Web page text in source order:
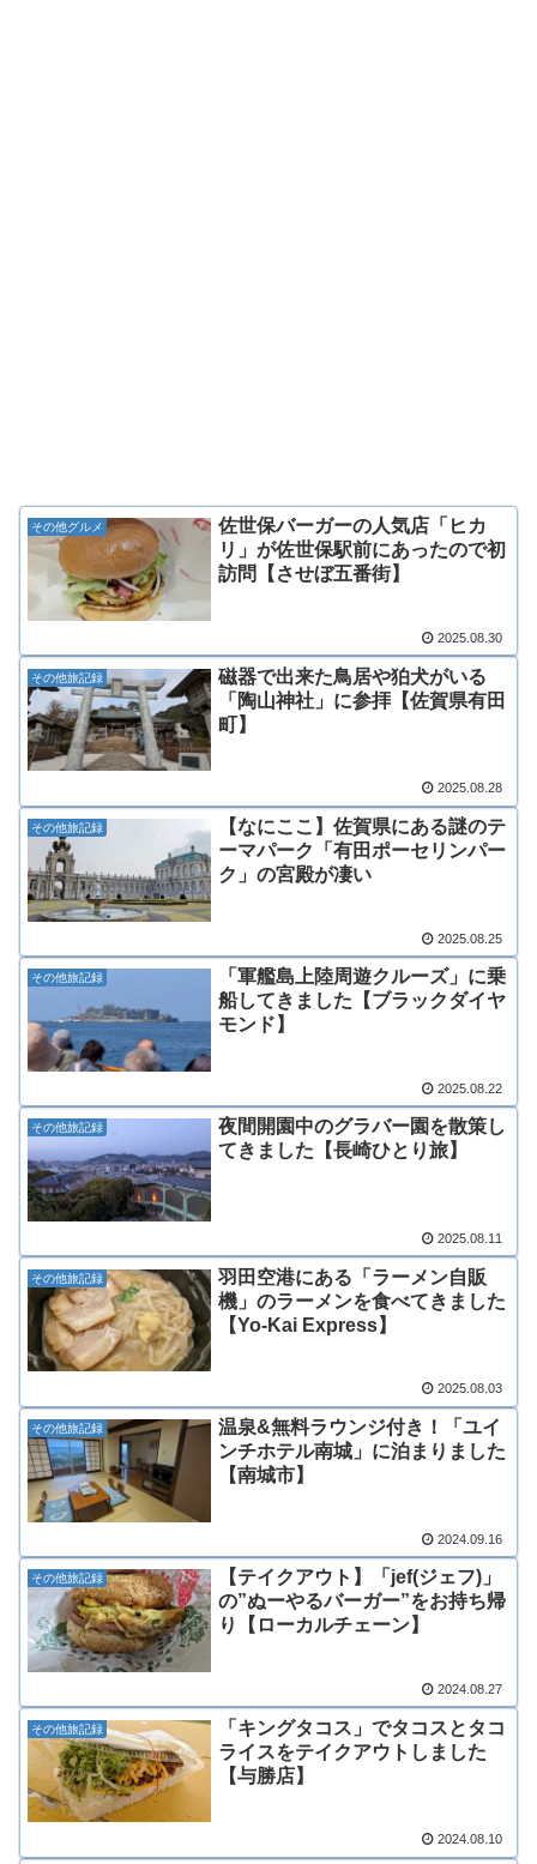
その他グルメ
佐世保バーガーの人気店「ヒカ
リ」が佐世保駅前にあったので初
訪問【させぼ五番街】
2025.08.30
その他旅記録
磁器で出来た鳥居や狛犬がいる
「陶山神社」に参拝【佐賀県有田
町】
2025.08.28
その他旅記録
【なにここ】佐賀県にある謎のテ
ーマパーク「有田ポーセリンパー
ク」の宮殿が凄い
2025.08.25
その他旅記録
「軍艦島上陸周遊クルーズ」に乗
船してきました【ブラックダイヤ
モンド】
2025.08.22
その他旅記録
夜間開園中のグラバー園を散策し
てきました【長崎ひとり旅】
2025.08.11
その他旅記録
羽田空港にある「ラーメン自販
機」のラーメンを食べてきました
【Yo-Kai Express】
2025.08.03
その他旅記録
温泉&無料ラウンジ付き！「ユイ
ンチホテル南城」に泊まりました
【南城市】
2024.09.16
その他旅記録
【テイクアウト】「jef(ジェフ)」
の”ぬーやるバーガー”をお持ち帰
り【ローカルチェーン】
2024.08.27
その他旅記録
「キングタコス」でタコスとタコ
ライスをテイクアウトしました
【与勝店】
2024.08.10